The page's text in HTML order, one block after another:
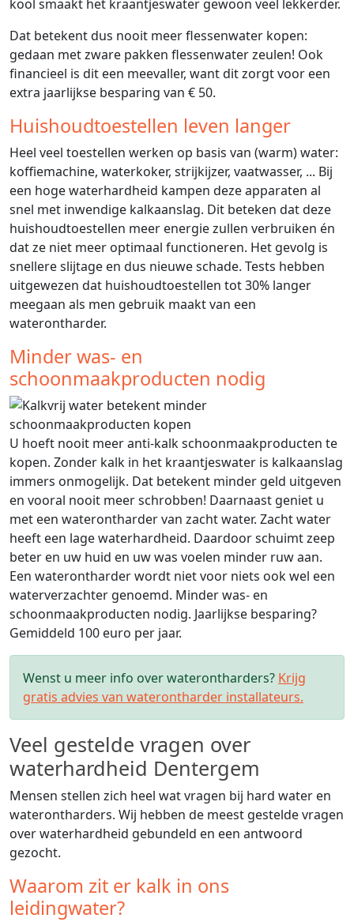
kool smaakt het kraantjeswater gewoon veel lekkerder.
Dat betekent dus nooit meer flessenwater kopen:
gedaan met zware pakken flessenwater zeulen! Ook
financieel is dit een meevaller, want dit zorgt voor een
extra jaarlijkse besparing van € 50.
Huishoudtoestellen leven langer
Heel veel toestellen werken op basis van (warm) water:
koffiemachine, waterkoker, strijkijzer, vaatwasser, ... Bij
een hoge waterhardheid kampen deze apparaten al
snel met inwendige kalkaanslag. Dit beteken dat deze
huishoudtoestellen meer energie zullen verbruiken én
dat ze niet meer optimaal functioneren. Het gevolg is
snellere slijtage en dus nieuwe schade. Tests hebben
uitgewezen dat huishoudtoestellen tot 30% langer
meegaan als men gebruik maakt van een
waterontharder.
Minder was- en
schoonmaakproducten nodig
U hoeft nooit meer anti-kalk schoonmaakproducten te
kopen. Zonder kalk in het kraantjeswater is kalkaanslag
immers onmogelijk. Dat betekent minder geld uitgeven
en vooral nooit meer schrobben! Daarnaast geniet u
met een waterontharder van zacht water. Zacht water
heeft een lage waterhardheid. Daardoor schuimt zeep
beter en uw huid en uw was voelen minder ruw aan.
Een waterontharder wordt niet voor niets ook wel een
waterverzachter genoemd. Minder was- en
schoonmaakproducten nodig. Jaarlijkse besparing?
Gemiddeld 100 euro per jaar.
Wenst u meer info over waterontharders? Krijg
gratis advies van waterontharder installateurs.
Veel gestelde vragen over
waterhardheid Dentergem
Mensen stellen zich heel wat vragen bij hard water en
waterontharders. Wij hebben de meest gestelde vragen
over waterhardheid gebundeld en een antwoord
gezocht.
Waarom zit er kalk in ons
leidingwater?